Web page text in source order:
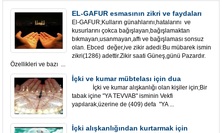
EL-GAFUR esmasının zikri ve faydaları
El-GAFUR;Kulların günahlarını,hatalarını ve
kusurlarını çokca bağışlayan,bağışlamaktan
bıkmayan,usanmayan,affı ve bağışlaması sonsuz
olan. Ebced değer,ive zikir adedi:Bu mübarek ismin
zikri(1286) adettir.Zikir saati Güneş,günü Pazardır.
Özellikleri ve bazı ...
İçki ve kumar mübtelası için dua
İçki ve kumar alışkanlığı olan kişiler için;Bir
tabak içine "YA TEVVAB" isminin Vekfi
yapılarak,üzerine de (409) defa "YA ...
İçki alışkanlığından kurtarmak için